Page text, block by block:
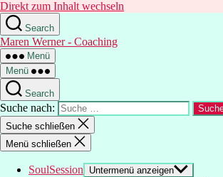
Direkt zum Inhalt wechseln
Search
Maren Werner - Coaching
Menü
Menü
Search
Suche nach:
Suche schließen
Menü schließen
SoulSession Untermenü anzeigen